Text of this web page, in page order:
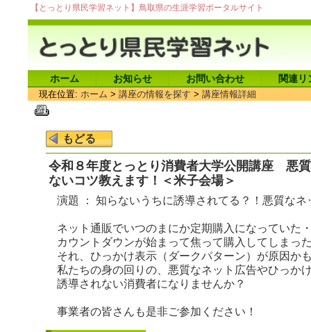
【とっとり県民学習ネット】鳥取県の生涯学習ポータルサイト
ホーム お知らせ お問い合わせ 関連リ
現在位置: ホーム > 講座の情報を探す > 講座情報詳細
令和８年度とっとり消費者大学公開講座 悪
ないコツ教えます！＜米子会場＞
演題 ： 知らないうちに誘導されてる？！悪質な
ネット通販でいつのまにか定期購入になっていた
カウントダウンが始まって焦って購入してしまっ
それ、ひっかけ表示（ダークパターン）が原因か
私たちの身の回りの、悪質なネット広告やひっか
誘導されない消費者になりませんか？
事業者の皆さんも是非ご参加ください！